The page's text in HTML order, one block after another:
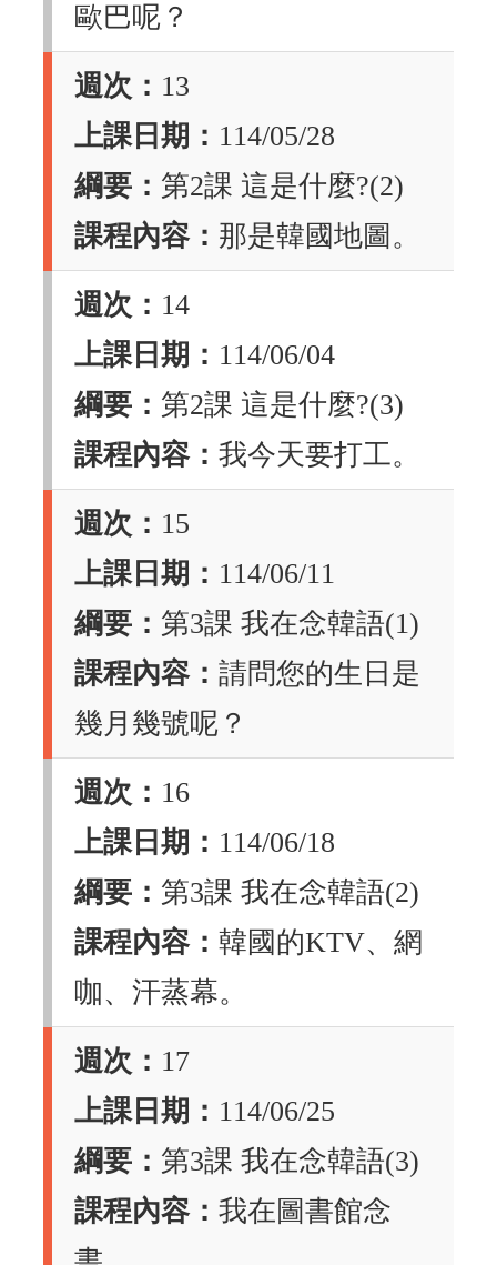
歐巴呢？
週次： 13
上課日期： 114/05/28
綱要： 第2課 這是什麼?(2)
課程內容： 那是韓國地圖。
週次： 14
上課日期： 114/06/04
綱要： 第2課 這是什麼?(3)
課程內容： 我今天要打工。
週次： 15
上課日期： 114/06/11
綱要： 第3課 我在念韓語(1)
課程內容： 請問您的生日是
幾月幾號呢？
週次： 16
上課日期： 114/06/18
綱要： 第3課 我在念韓語(2)
課程內容： 韓國的KTV、網
咖、汗蒸幕。
週次： 17
上課日期： 114/06/25
綱要： 第3課 我在念韓語(3)
課程內容： 我在圖書館念